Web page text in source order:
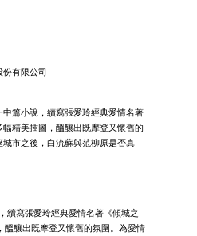
有限公司
篇小說，續寫張愛玲經典愛情名著
幅精美插圖，醞釀出既摩登又懷舊的
市之後，白流蘇與范柳原是否真
續寫張愛玲經典愛情名著《傾城之
醞釀出既摩登又懷舊的氛圍。為愛情